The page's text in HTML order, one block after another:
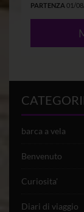
PARTENZA 01/
barca a vela
Benvenuto
Curiosita'
Diari di viaggio